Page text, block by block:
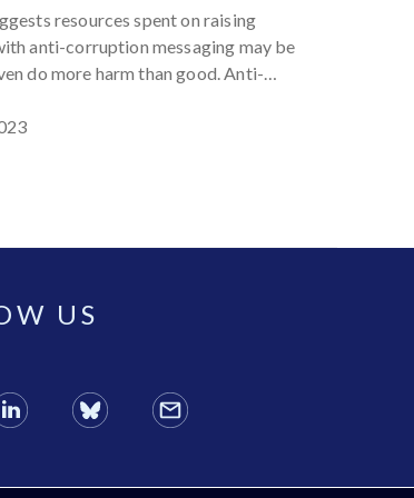
resources spent on raising
anti-corruption messaging may be
do more harm than good. Anti-
US